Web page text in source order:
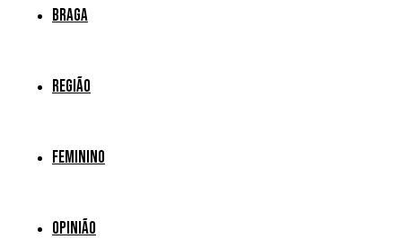
Braga
Região
Feminino
Opinião